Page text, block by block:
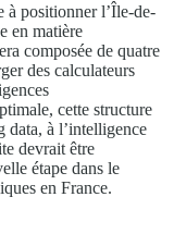
à positionner l’Île-de-
en matière
composée de quatre
des calculateurs
cette structure
data, à l’intelligence
devrait être
étape dans le
en France.